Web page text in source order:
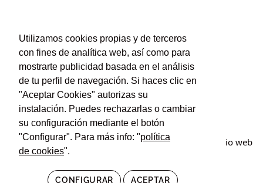
Contacto
Política de privacidad
Política de cookies
Condiciones de uso y contratación
© Irán Alfombras. Todos los derechos reservados. Sitio web
Utilizamos cookies propias y de terceros
con fines de analítica web, así como para
mostrarte publicidad basada en el análisis
de tu perfil de navegación. Si haces clic en
"Aceptar Cookies" autorizas su
instalación. Puedes rechazarlas o cambiar
su configuración mediante el botón
"Configurar". Para más info: "política
de cookies".
CONFIGURAR ACEPTAR